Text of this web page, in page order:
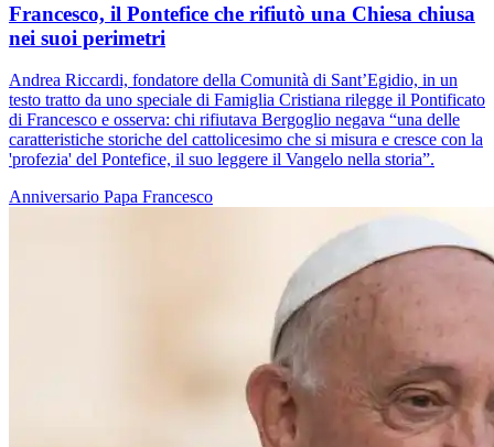
Francesco, il Pontefice che rifiutò una Chiesa chiusa
nei suoi perimetri
Andrea Riccardi, fondatore della Comunità di Sant’Egidio, in un
testo tratto da uno speciale di Famiglia Cristiana rilegge il Pontificato
di Francesco e osserva: chi rifiutava Bergoglio negava “una delle
caratteristiche storiche del cattolicesimo che si misura e cresce con la
'profezia' del Pontefice, il suo leggere il Vangelo nella storia”.
Anniversario Papa Francesco